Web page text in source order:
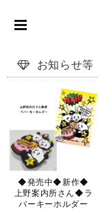
お知らせ等
◆発売中◆新作◆
上野案内所さん◆ラ
バーキーホルダー